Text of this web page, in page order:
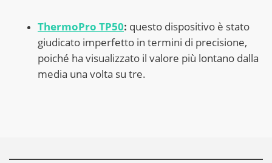
ThermoPro TP50: questo dispositivo è stato
giudicato imperfetto in termini di precisione,
poiché ha visualizzato il valore più lontano dalla
media una volta su tre.